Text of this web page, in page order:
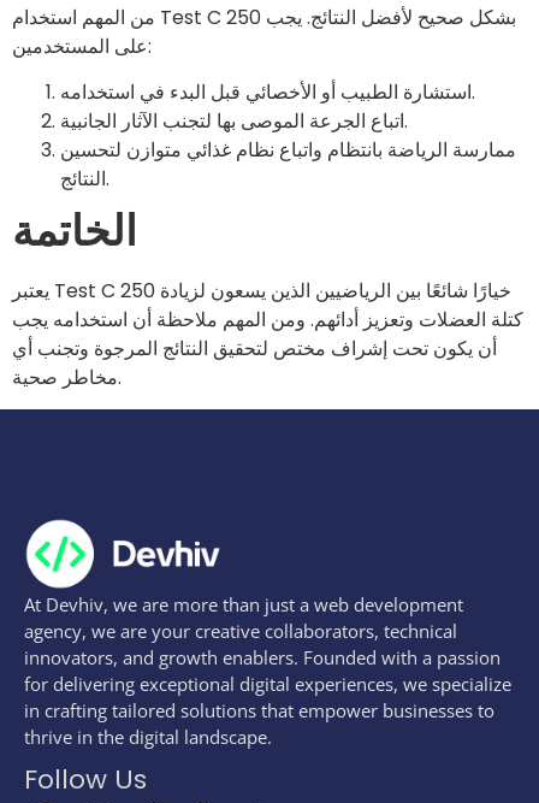
من المهم استخدام Test C 250 بشكل صحيح لأفضل النتائج. يجب
على المستخدمين:
استشارة الطبيب أو الأخصائي قبل البدء في استخدامه.
اتباع الجرعة الموصى بها لتجنب الآثار الجانبية.
ممارسة الرياضة بانتظام واتباع نظام غذائي متوازن لتحسين
النتائج.
الخاتمة
يعتبر Test C 250 خيارًا شائعًا بين الرياضيين الذين يسعون لزيادة
كتلة العضلات وتعزيز أدائهم. ومن المهم ملاحظة أن استخدامه يجب
أن يكون تحت إشراف مختص لتحقيق النتائج المرجوة وتجنب أي
مخاطر صحية.
At Devhiv, we are more than just a web development
agency, we are your creative collaborators, technical
innovators, and growth enablers. Founded with a passion
for delivering exceptional digital experiences, we specialize
in crafting tailored solutions that empower businesses to
thrive in the digital landscape.
Follow Us